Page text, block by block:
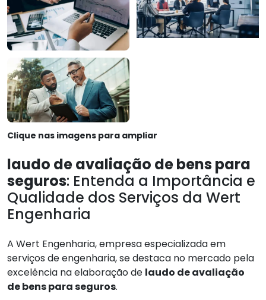
Clique nas imagens para ampliar
laudo de avaliação de bens para
seguros: Entenda a Importância e
Qualidade dos Serviços da Wert
Engenharia
A Wert Engenharia, empresa especializada em
serviços de engenharia, se destaca no mercado pela
excelência na elaboração de laudo de avaliação
de bens para seguros.